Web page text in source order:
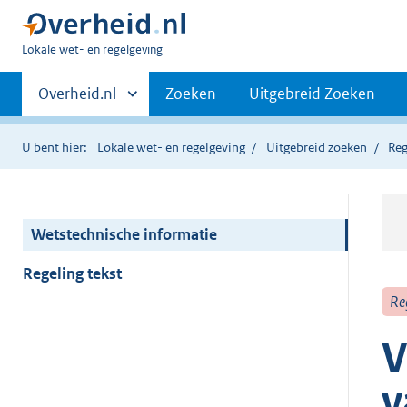
U
hier:
Lokale wet- en regelgeving
Primaire
navigatie
Andere
sites
binnen
Overheid.nl Zoeken Uitgebreid Zoeken
U bent hier: Lokale wet- en regelgeving Uitgebreid zoeken
Wetstechnische informatie
Regeling tekst